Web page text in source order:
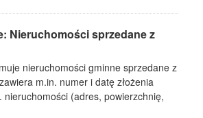
Nieruchomości sprzedane z
nieruchomości gminne sprzedane z
m.in. numer i datę złożenia
nieruchomości (adres, powierzchnię,